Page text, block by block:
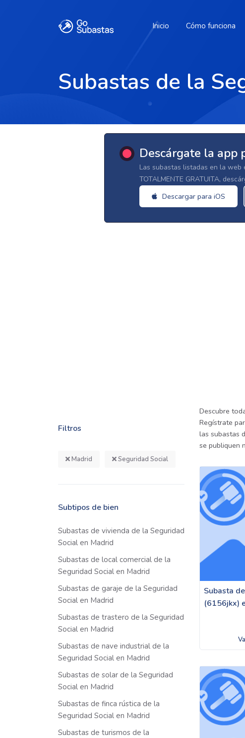
Inicio Cómo funciona
Subastas de la
Descárgate la app
Las subastas listadas en la web
TOTALMENTE GRATUITA,
Descargar para iOS
Filtros
Madrid Seguridad Social
Subtipos de bien
Subastas de vivienda de la Seguridad
Social en Madrid
Subastas de local comercial de la
Seguridad Social en Madrid
Subastas de garaje de la Seguridad
Social en Madrid
Subastas de trastero de la Seguridad
Social en Madrid
Subastas de nave industrial de la
Seguridad Social en Madrid
Subastas de solar de la Seguridad
Social en Madrid
Subastas de finca rústica de la
Seguridad Social en Madrid
Subastas de turismos de la
Descubre
Regístrate
las subastas
se publiquen
Subasta
(6156jkx)